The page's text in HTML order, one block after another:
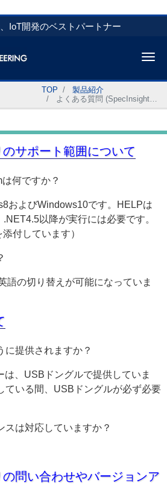
IoT開発のベストパートナー
TOP
製品紹介
よくある質問 (SpecInsightファミリ)
のサポート範囲について
何ですか？
およびWindows10です。HELPは
以降が実行には必要です。
付しています）
語の切り替えが可能になっていま
に提供されますか？
は、USBドングルで提供していま
ている間、USBドングルが必ず必要
スは対応していますか？
の問い合わせやバージョンア